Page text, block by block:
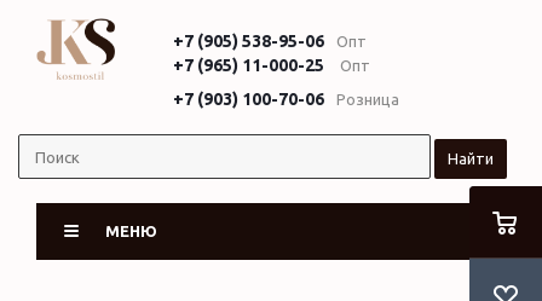
+7 (905) 538-95-06 Опт
+7 (965) 11-000-25 Опт
+7 (903) 100-70-06 Розница
Найти
МЕНЮ